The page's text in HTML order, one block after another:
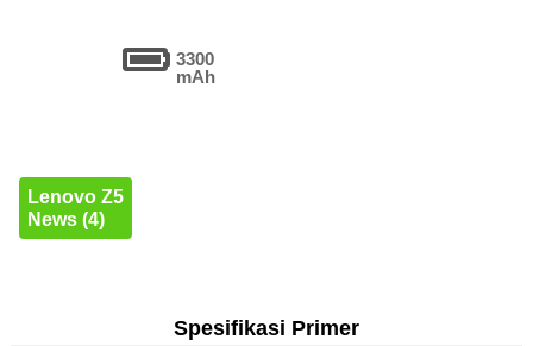
3300
mAh
Lenovo Z5
News (4)
Spesifikasi Primer